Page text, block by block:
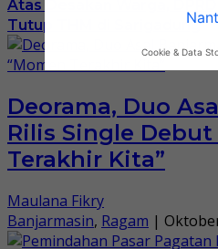
Atas Desakan Warga,
Tutup THM di Sarigadung
Deorama, Duo
Rilis Single Debut
Terakhir Kita”
Maulana Fikry
Banjarmasin, Ragam |
Cookie & Data